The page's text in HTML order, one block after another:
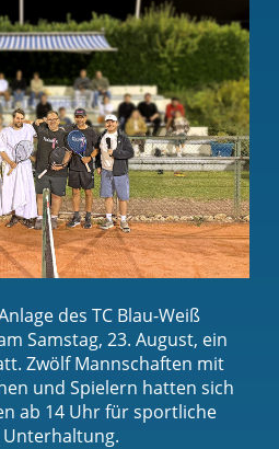
des TC Blau-Weiß
Samstag, 23. August, ein
Zwölf Mannschaften mit
und Spielern hatten sich
ab 14 Uhr für sportliche